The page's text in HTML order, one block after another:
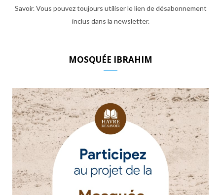
Savoir. Vous pouvez toujours utiliser le lien de désabonnement
inclus dans la newsletter.
MOSQUÉE IBRAHIM